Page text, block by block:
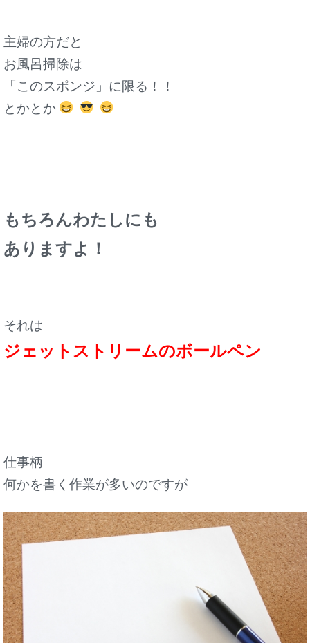
主婦の方だと
お風呂掃除は
「このスポンジ」に限る！！
とかとか
もちろんわたしにも
ありますよ！
それは
ジェットストリームのボールペン
仕事柄
何かを書く作業が多いのですが